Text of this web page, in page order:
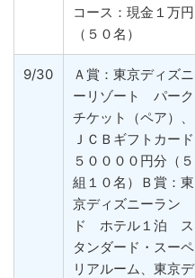
コース：現金１万円
（５０名）
9/30
Ａ賞：東京ディズニ
ーリゾート パーク
チケット（ペア）、
ＪＣＢギフトカード
５００００円分（５
組１０名）Ｂ賞：東
京ディズニーラン
ド ホテル１泊 ス
タンダード・スーペ
リアルーム、東京デ